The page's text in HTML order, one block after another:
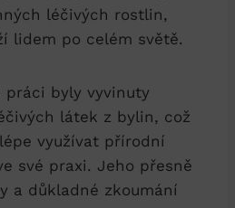
léčivých rostlin,
lidem po celém světě.
práci byly vyvinuty
látek z bylin, což
využívat přírodní
své praxi. Jeho přesně
a důkladné zkoumání